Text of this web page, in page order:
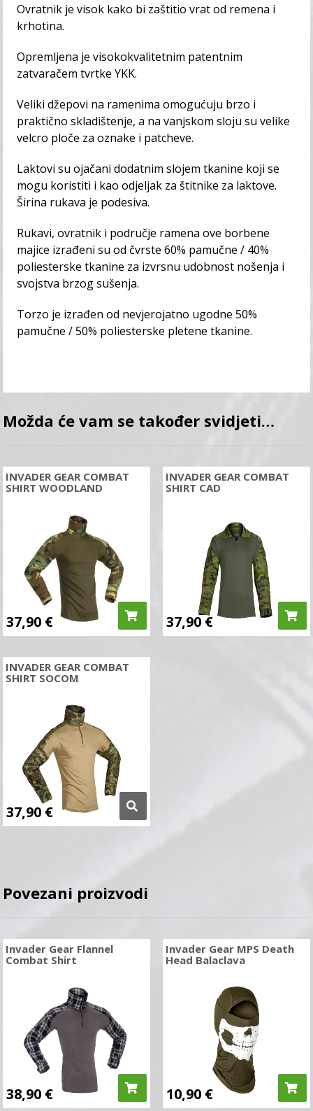
Ovratnik je visok kako bi zaštitio vrat od remena i
krhotina.
Opremljena je visokokvalitetnim patentnim
zatvaračem tvrtke YKK.
Veliki džepovi na ramenima omogućuju brzo i
praktično skladištenje, a na vanjskom sloju su velike
velcro ploče za oznake i patcheve.
Laktovi su ojačani dodatnim slojem tkanine koji se
mogu koristiti i kao odjeljak za štitnike za laktove.
Širina rukava je podesiva.
Rukavi, ovratnik i područje ramena ove borbene
majice izrađeni su od čvrste 60% pamučne / 40%
poliesterske tkanine za izvrsnu udobnost nošenja i
svojstva brzog sušenja.
Torzo je izrađen od nevjerojatno ugodne 50%
pamučne / 50% poliesterske pletene tkanine.
Možda će vam se također svidjeti…
INVADER GEAR COMBAT
SHIRT WOODLAND
37,90 €
INVADER GEAR COMBAT
SHIRT CAD
37,90€
INVADER GEAR COMBAT
SHIRT SOCOM
37,90 €
Povezani proizvodi
Invader Gear Flannel
Combat Shirt
38,90 €
Invader Gear MPS Death
Head Balaclava
10,90 €